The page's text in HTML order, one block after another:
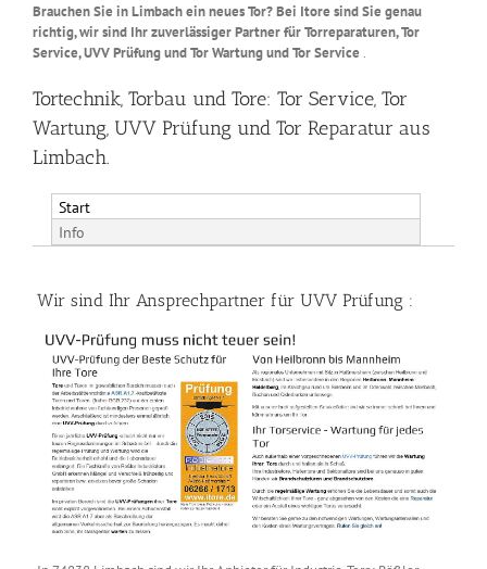
Brauchen Sie in Limbach ein neues Tor? Bei Itore sind Sie genau
richtig, wir sind Ihr zuverlässiger Partner für Torreparaturen, Tor
Service, UVV Prüfung und Tor Wartung und Tor Service .
Tortechnik, Torbau und Tore: Tor Service, Tor
Wartung, UVV Prüfung und Tor Reparatur aus
Limbach.
Start
Info
Wir sind Ihr Ansprechpartner für UVV Prüfung :